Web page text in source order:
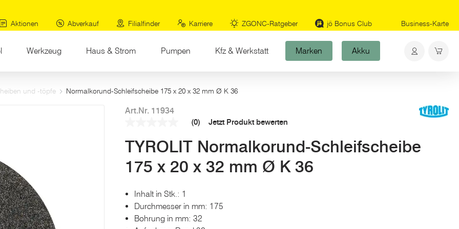
Aktionen
Abverkauf Filialfinder Karriere ZGONC-Ratgeber jö Bonus Club Business-Karte
Werkzeug Haus & Strom Pumpen Kfz & Werkstatt Marken Akku
und -töpfe Normalkorund-Schleifscheibe 175 x 20 x 32 mm Ø K 36
Art.Nr. 11934
Link
auf
Seite.
(0) Jetzt Produkt bewerten
TYROLIT Normalkorund-Schleifscheibe
175 x 20 x 32 mm Ø K 36
Inhalt in Stk.: 1
Durchmesser in mm: 175
Bohrung in mm: 32